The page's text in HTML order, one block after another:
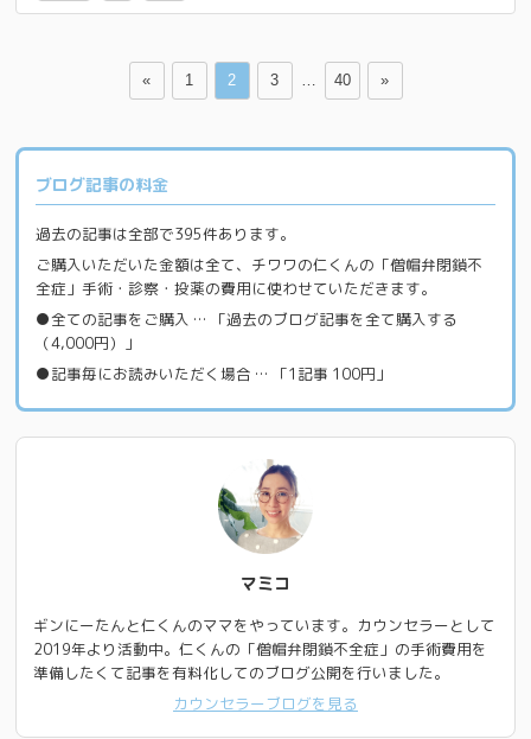
« 1 2 3 … 40 »
ブログ記事の料金
過去の記事は全部で395件あります。
ご購入いただいた金額は全て、チワワの仁くんの「僧帽弁閉鎖不
全症」手術・診察・投薬の費用に使わせていただきます。
●全ての記事をご購入 … 「過去のブログ記事を全て購入する
（4,000円）」
●記事毎にお読みいただく場合 … 「1記事 100円」
マミコ
ギンにーたんと仁くんのママをやっています。カウンセラーとして
2019年より活動中。仁くんの「僧帽弁閉鎖不全症」の手術費用を
準備したくて記事を有料化してのブログ公開を行いました。
カウンセラーブログを見る